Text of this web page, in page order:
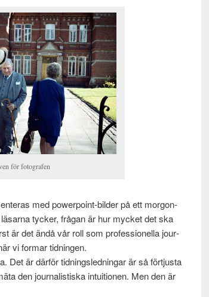
för fotografen
med powerpoint-bilder på ett mor­gon­
tycker, frå­gan är hur mycket det ska
är det ändå vår roll som pro­fes­sionella jour­
vi for­mar tid­nin­gen.
Det är där­för tid­ningsled­ningar är så förtjusta
den jour­nal­is­tiska intu­itio­nen. Men den är